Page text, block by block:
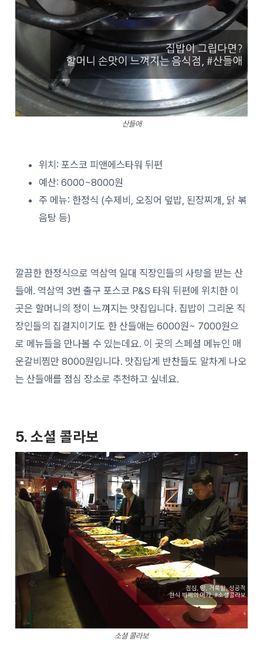
산들애
위치: 포스코 피앤에스타워 뒤편
예산: 6000~8000원
주 메뉴: 한정식 (수제비, 오징어 덮밥, 된장찌개, 닭 볶
음탕 등)
깔끔한 한정식으로 역삼역 일대 직장인들의 사랑을 받는 산
들애. 역삼역 3번 출구 포스코 P&S 타워 뒤편에 위치한 이
곳은 할머니의 정이 느껴지는 맛집입니다. 집밥이 그리운 직
장인들의 집결지이기도 한 산들애는 6000원~ 7000원으
로 메뉴들을 만나볼 수 있는데요. 이 곳의 스페셜 메뉴인 매
운갈비찜만 8000원입니다. 맛집답게 반찬들도 알차게 나오
는 산들애를 점심 장소로 추천하고 싶네요.
5. 소셜 콜라보
소셜 콜라보